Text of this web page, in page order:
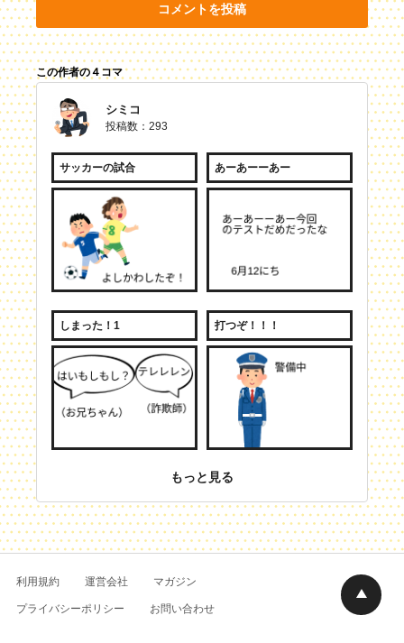
コメントを投稿
この作者の４コマ
シミコ
投稿数：293
サッカーの試合 あーあーーあー
しまった！1 打つぞ！！！
もっと見る
利用規約 運営会社 マガジン
プライバシーポリシー お問い合わせ